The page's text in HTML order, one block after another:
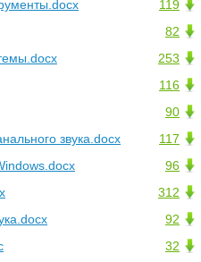
119
82
253
116
90
117
звука.docx
96
312
92
32